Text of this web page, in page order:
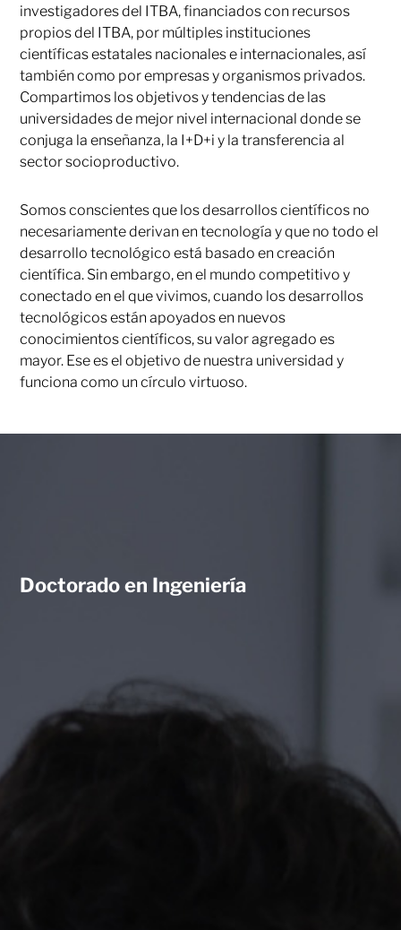
investigadores del ITBA, financiados con recursos
propios del ITBA, por múltiples instituciones
científicas estatales nacionales e internacionales, así
también como por empresas y organismos privados.
Compartimos los objetivos y tendencias de las
universidades de mejor nivel internacional donde se
conjuga la enseñanza, la I+D+i y la transferencia al
sector socioproductivo.
Somos conscientes que los desarrollos científicos no
necesariamente derivan en tecnología y que no todo el
desarrollo tecnológico está basado en creación
científica. Sin embargo, en el mundo competitivo y
conectado en el que vivimos, cuando los desarrollos
tecnológicos están apoyados en nuevos
conocimientos científicos, su valor agregado es
mayor. Ese es el objetivo de nuestra universidad y
funciona como un círculo virtuoso.
Doctorado en Ingeniería